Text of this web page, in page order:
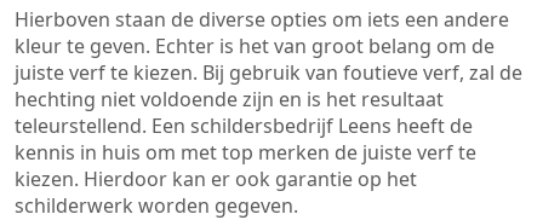
Hierboven staan de diverse opties om iets een andere
kleur te geven. Echter is het van groot belang om de
juiste verf te kiezen. Bij gebruik van foutieve verf, zal de
hechting niet voldoende zijn en is het resultaat
teleurstellend. Een schildersbedrijf Leens heeft de
kennis in huis om met top merken de juiste verf te
kiezen. Hierdoor kan er ook garantie op het
schilderwerk worden gegeven.